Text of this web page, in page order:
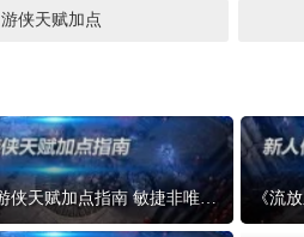
游侠天赋加点